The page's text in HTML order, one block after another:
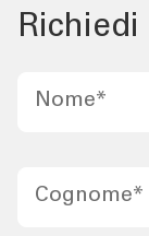
Richiedi
Nome*
Cognome*